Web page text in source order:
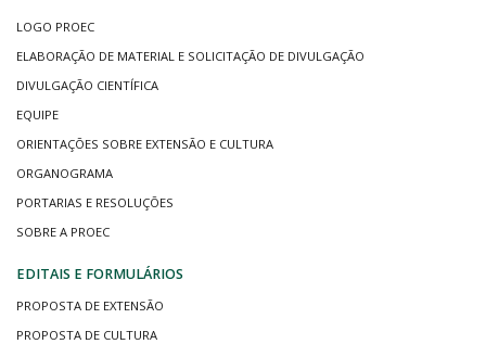
LOGO PROEC
ELABORAÇÃO DE MATERIAL E SOLICITAÇÃO DE DIVULGAÇÃO
DIVULGAÇÃO CIENTÍFICA
EQUIPE
ORIENTAÇÕES SOBRE EXTENSÃO E CULTURA
ORGANOGRAMA
PORTARIAS E RESOLUÇÕES
SOBRE A PROEC
EDITAIS E FORMULÁRIOS
PROPOSTA DE EXTENSÃO
PROPOSTA DE CULTURA